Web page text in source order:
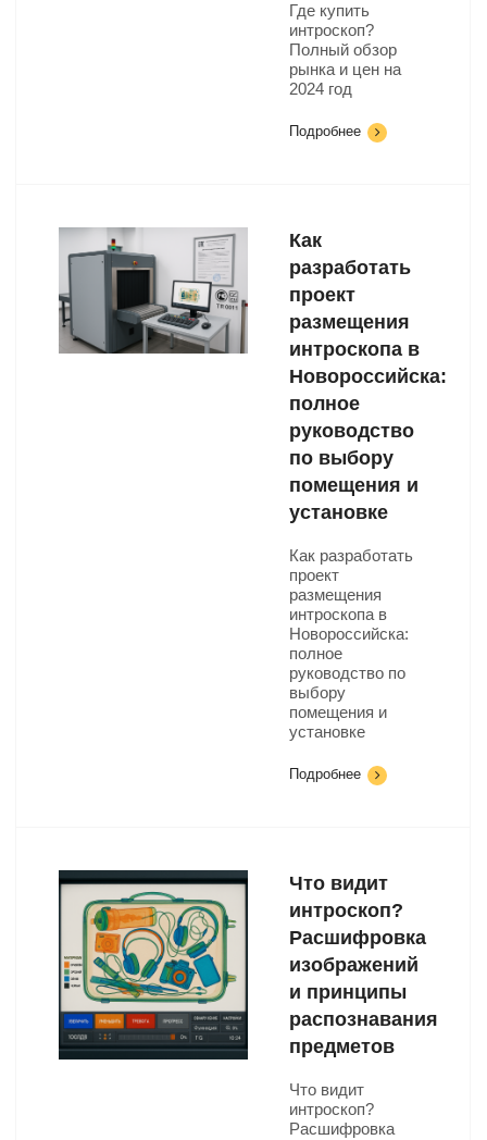
Где купить
интроскоп?
Полный обзор
рынка и цен на
2024 год
Подробнее
Как
разработать
проект
размещения
интроскопа в
Новороссийска:
полное
руководство
по выбору
помещения и
установке
Как разработать
проект
размещения
интроскопа в
Новороссийска:
полное
руководство по
выбору
помещения и
установке
Подробнее
Что видит
интроскоп?
Расшифровка
изображений
и принципы
распознавания
предметов
Что видит
интроскоп?
Расшифровка